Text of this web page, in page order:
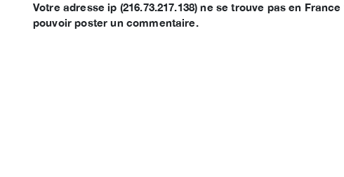
Votre adresse ip (216.73.217.138) ne se trouve pas en
pouvoir poster un commentaire.